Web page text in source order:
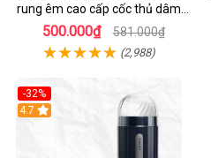
rung êm cao cấp cốc thủ dâm
nam
500.000₫ 581.000₫
(2,988)
-32%
Hot
4.7